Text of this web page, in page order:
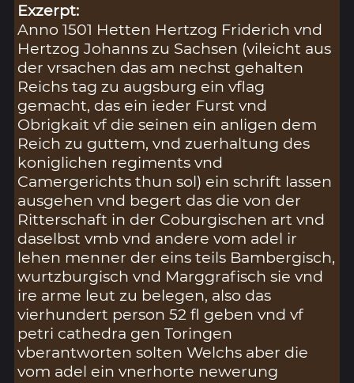
Exzerpt:
Anno 1501 Hetten Hertzog Friderich vnd
Hertzog Johanns zu Sachsen (vileicht aus
der vrsachen das am nechst gehalten
Reichs tag zu augsburg ein vflag
gemacht, das ein ieder Furst vnd
Obrigkait vf die seinen ein anligen dem
Reich zu guttem, vnd zuerhaltung des
koniglichen regiments vnd
Camergerichts thun sol) ein schrift lassen
ausgehen vnd begert das die von der
Ritterschaft in der Coburgischen art vnd
daselbst vmb vnd andere vom adel ir
lehen menner der eins teils Bambergisch,
wurtzburgisch vnd Marggrafisch sie vnd
ire arme leut zu belegen, also das
vierhundert person 52 fl geben vnd vf
petri cathedra gen Toringen
vberantworten solten Welchs aber die
vom adel ein vnerhorte newerung